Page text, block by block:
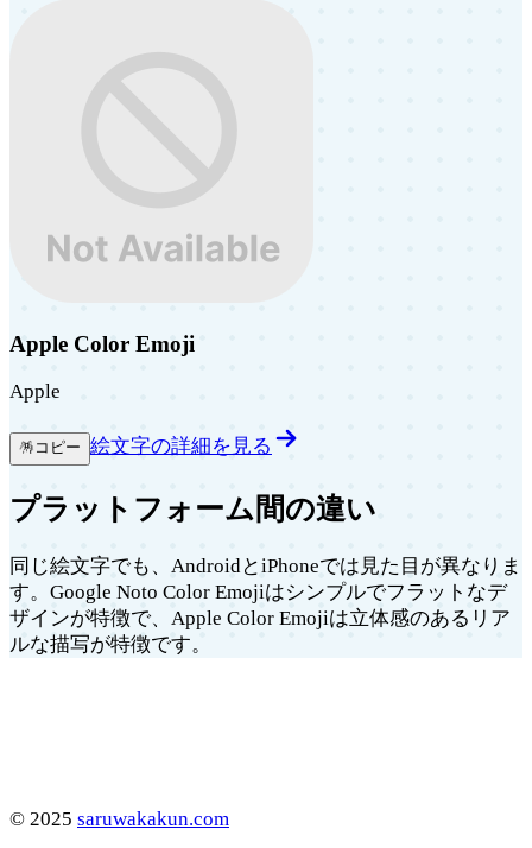
Apple Color Emoji
Apple
🪅 コピー 絵文字の詳細を見る
プラットフォーム間の違い
同じ絵文字でも、AndroidとiPhoneでは見た目が異なりま
す。Google Noto Color Emojiはシンプルでフラットなデ
ザインが特徴で、Apple Color Emojiは立体感のあるリア
ルな描写が特徴です。
© 2025 saruwakakun.com